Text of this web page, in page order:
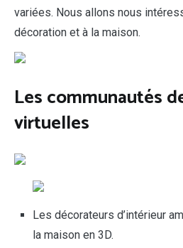
variées. Nous allons nous
décoration et à la maison.
Les communautés
virtuelles
Les décorateurs d’intérieur
la maison en 3D.